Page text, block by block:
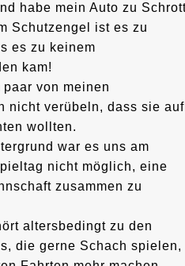
habe mein Auto zu
Schutzengel ist es zu
es zu keinem
kam!
paar von meinen
nicht verübeln, dass sie
wollten.
war es uns am
nicht möglich, eine
zusammen zu
altersbedingt zu den
die gerne Schach spielen,